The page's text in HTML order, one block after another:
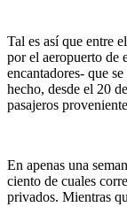
Tal es así que entre
por el aeropuerto de
encantadores- que
hecho, desde el 20
pasajeros
En apenas una
ciento de cuales
privados. Mientras